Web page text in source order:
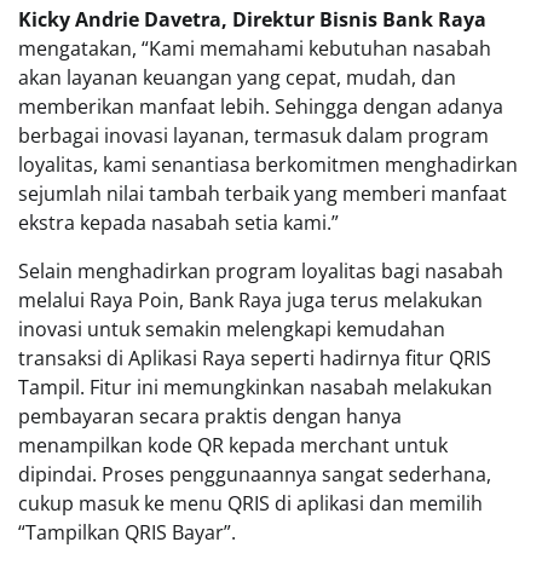
Kicky Andrie Davetra, Direktur Bisnis Bank Raya
mengatakan, “Kami memahami kebutuhan nasabah
akan layanan keuangan yang cepat, mudah, dan
memberikan manfaat lebih. Sehingga dengan adanya
berbagai inovasi layanan, termasuk dalam program
loyalitas, kami senantiasa berkomitmen menghadirkan
sejumlah nilai tambah terbaik yang memberi manfaat
ekstra kepada nasabah setia kami.”
Selain menghadirkan program loyalitas bagi nasabah
melalui Raya Poin, Bank Raya juga terus melakukan
inovasi untuk semakin melengkapi kemudahan
transaksi di Aplikasi Raya seperti hadirnya fitur QRIS
Tampil. Fitur ini memungkinkan nasabah melakukan
pembayaran secara praktis dengan hanya
menampilkan kode QR kepada merchant untuk
dipindai. Proses penggunaannya sangat sederhana,
cukup masuk ke menu QRIS di aplikasi dan memilih
“Tampilkan QRIS Bayar”.